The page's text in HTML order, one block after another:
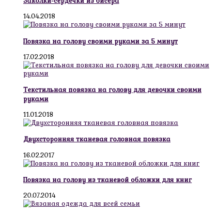
14.04.2018
Повязка на голову своими руками за 5 минут
17.02.2018
Текстильная повязка на голову для девочки своими
руками
11.01.2018
Двухсторонняя тканевая головная повязка
16.02.2017
Повязка на голову из тканевой обложки для книг
20.07.2014